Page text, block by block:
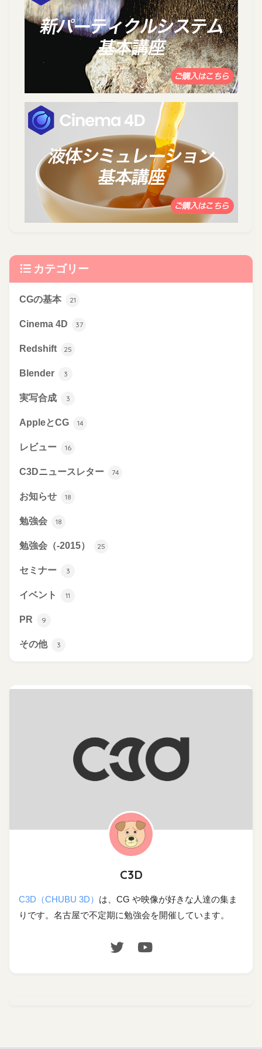
カテゴリー
CGの基本 21
Cinema 4D 37
Redshift 25
Blender 3
実写合成 3
AppleとCG 14
レビュー 16
C3Dニュースレター 74
お知らせ 18
勉強会 18
勉強会（-2015） 25
セミナー 3
イベント 11
PR 9
その他 3
C3D
C3D（CHUBU 3D） は、CG や映像が好きな人達の集ま
りです。名古屋で不定期に勉強会を開催しています。